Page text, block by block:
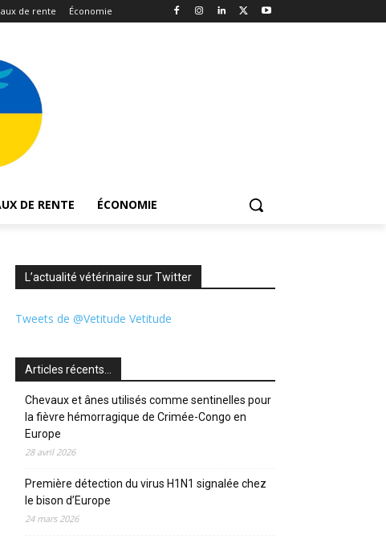
de rente Économie
DE RENTE ÉCONOMIE
L’actualité vétérinaire sur Twitter
Tweets de @Vetitude Vetitude
Articles récents…
Chevaux et ânes utilisés comme sentinelles pour
la fièvre hémorragique de Crimée-Congo en
Europe
28 avril 2026
Première détection du virus H1N1 signalée chez
le bison d’Europe
24 mars 2026